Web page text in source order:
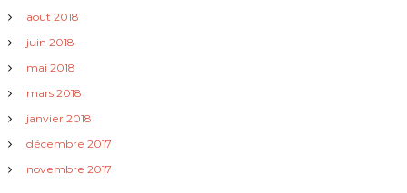
août 2018
juin 2018
mai 2018
mars 2018
janvier 2018
décembre 2017
novembre 2017